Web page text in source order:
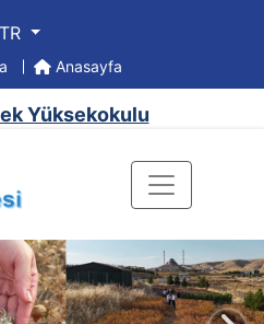
TR
Anasayfa
Yüksekokulu